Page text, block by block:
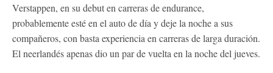
Verstappen, en su debut en carreras de endurance,
probablemente esté en el auto de día y deje la noche a sus
compañeros, con basta experiencia en carreras de larga duración.
El neerlandés apenas dio un par de vuelta en la noche del jueves.